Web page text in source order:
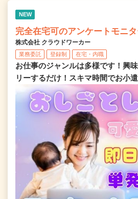
NEW
完全在宅可のアンケートモニ
株式会社 クラウドワーカー
業務委託 登録制 在宅・内職
お仕事のジャンルは多様です！興
リーするだけ！スキマ時間でお小